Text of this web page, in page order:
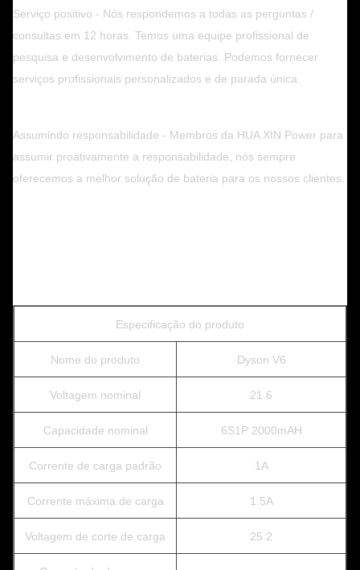
Serviço positivo - Nós respondemos a todas as perguntas /
consultas em 12 horas. Temos uma equipe profissional de
pesquisa e desenvolvimento de baterias. Podemos fornecer
serviços profissionais personalizados e de parada única.
Assumindo responsabilidade - Membros da HUA XIN Power para
assumir proativamente a responsabilidade, nós sempre
oferecemos a melhor solução de bateria para os nossos clientes.
Especificação do produto
Nome do produto Dyson V6
Voltagem nominal 21.6
Capacidade nominal 6S1P 2000mAH
Corrente de carga padrão 1A
Corrente máxima de carga 1.5A
Voltagem de corte de carga 25.2